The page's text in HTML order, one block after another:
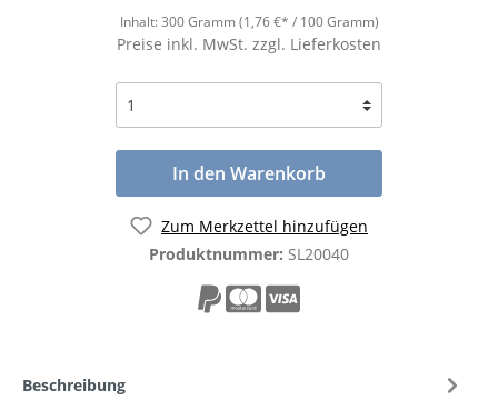
Inhalt:300 Gramm(1,76 €* / 100 Gramm)
Preise inkl. MwSt. zzgl. Lieferkosten
In den Warenkorb
Zum Merkzettel hinzufügen
Produktnummer: SL20040
Beschreibung